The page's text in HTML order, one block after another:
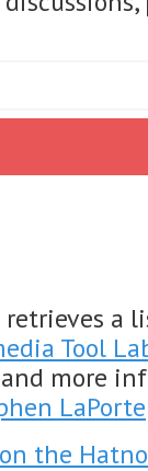
a
Tool
and more
LaPorte
the